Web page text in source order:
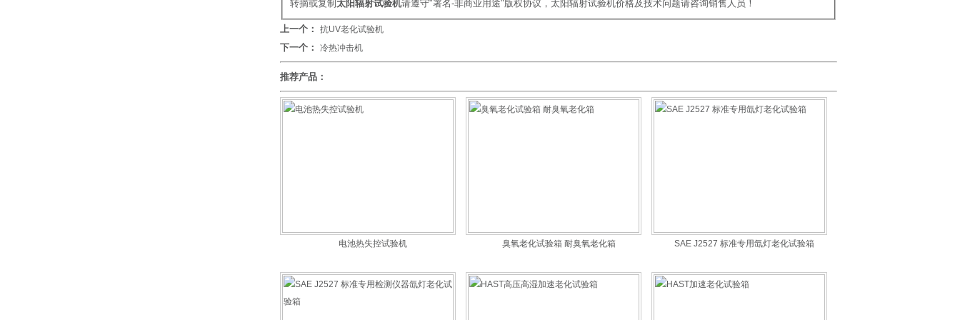
转摘或复制 太阳辐射试验机请遵守"署名-非商业用途"版权协议，太阳辐射试验机价格及技术问题请咨询销售人员！
上一个： 抗UV老化试验机
下一个： 冷热冲击机
推荐产品：
电池热失控试验机 臭氧老化试验箱 耐臭氧老化箱 SAE J2527 标准专用氙灯老化试验箱